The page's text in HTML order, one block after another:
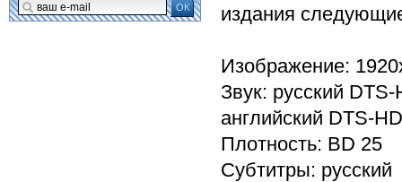
издания
Изображение:
Звук: русский
английский DTS-
Плотность: BD 25
Субтитры: русский
ОК